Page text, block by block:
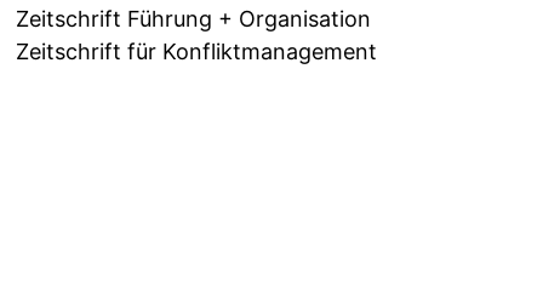
Zeitschrift Führung + Organisation
Zeitschrift für Konfliktmanagement